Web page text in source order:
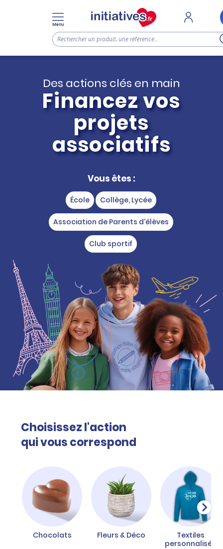
Menu
Des actions clés en main
Financez vos
projets
associatifs
Vous êtes :
École Collège, Lycée
Association de Parents d'élèves
Club sportif
Choisissez l'action
qui vous correspond
Chocolats Fleurs & Déco
Textiles
personnalisés